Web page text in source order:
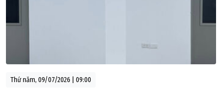
Thứ năm, 09/07/2026 | 09:00